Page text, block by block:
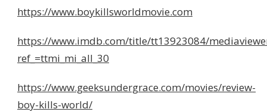
https://www.boykillsworldmovie.com
https://www.imdb.com/title/tt13923084/
ref_=ttmi_mi_all_30
https://www.geeksundergrace.com/movies/review-
boy-kills-world/